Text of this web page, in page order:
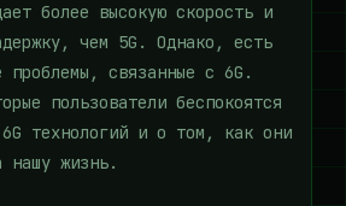
более высокую скорость и
чем 5G. Однако, есть
проблемы, связанные с 6G.
пользователи беспокоятся
технологий и о том, как они
нашу жизнь.